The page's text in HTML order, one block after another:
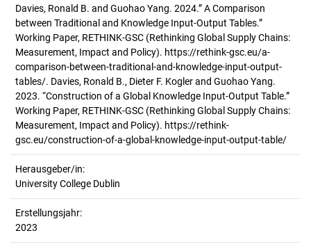
Davies, Ronald B. and Guohao Yang. 2024.” A Comparison
between Traditional and Knowledge Input-Output Tables.”
Working Paper, RETHINK-GSC (Rethinking Global Supply Chains:
Measurement, Impact and Policy). https://rethink-gsc.eu/a-
comparison-between-traditional-and-knowledge-input-output-
tables/. Davies, Ronald B., Dieter F. Kogler and Guohao Yang.
2023. “Construction of a Global Knowledge Input-Output Table.”
Working Paper, RETHINK-GSC (Rethinking Global Supply Chains:
Measurement, Impact and Policy). https://rethink-
gsc.eu/construction-of-a-global-knowledge-input-output-table/
Herausgeber/in:
University College Dublin
Erstellungsjahr:
2023